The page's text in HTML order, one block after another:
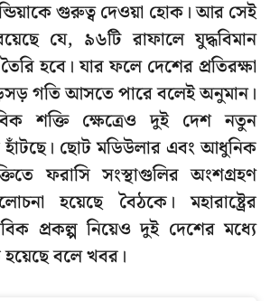
গুরুত্ব দেওয়া হোক। আর সেই
যে, ৯৬টি রাফালে যুদ্ধবিমান
হবে। যার ফলে দেশের প্রতিরক্ষা
গতি আসতে পারে বলেই অনুমান।
শক্তি ক্ষেত্রেও দুই দেশ নতুন
ছোট মডিউলার এবং আধুনিক
ফরাসি সংস্থাগুলির অংশগ্রহণ
হয়েছে বৈঠকে। মহারাষ্ট্রের
প্রকল্প নিয়েও দুই দেশের মধ্যে
বলে খবর।